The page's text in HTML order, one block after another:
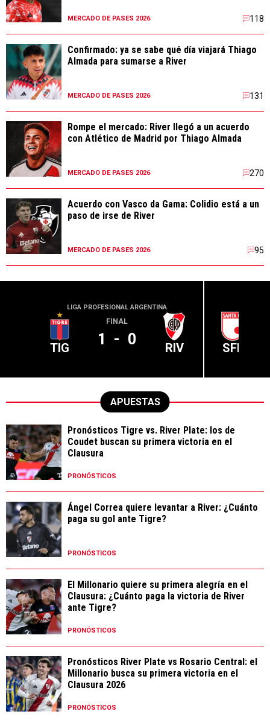
MERCADO DE PASES 2026 118
Confirmado: ya se sabe qué día viajará Thiago
Almada para sumarse a River
MERCADO DE PASES 2026 131
Rompe el mercado: River llegó a un acuerdo
con Atlético de Madrid por Thiago Almada
MERCADO DE PASES 2026 270
Acuerdo con Vasco da Gama: Colidio está a un
paso de irse de River
MERCADO DE PASES 2026 95
LIGA PROFESIONAL ARGENTINA
TIG
FINAL
1 - 0 RIV SFE
APUESTAS
Pronósticos Tigre vs. River Plate: los de
Coudet buscan su primera victoria en el
Clausura
PRONÓSTICOS
Ángel Correa quiere levantar a River: ¿Cuánto
paga su gol ante Tigre?
PRONÓSTICOS
El Millonario quiere su primera alegría en el
Clausura: ¿Cuánto paga la victoria de River
ante Tigre?
PRONÓSTICOS
Pronósticos River Plate vs Rosario Central: el
Millonario busca su primera victoria en el
Clausura 2026
PRONÓSTICOS